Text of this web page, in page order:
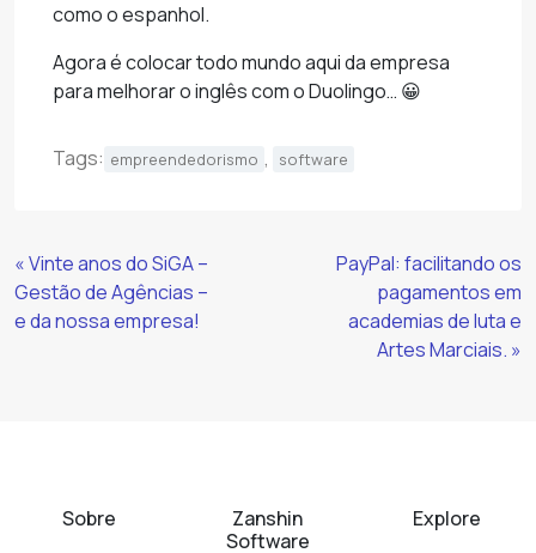
como o espanhol.
Agora é colocar todo mundo aqui da empresa
para melhorar o inglês com o Duolingo… 😀
Tags: empreendedorismo , software
Continue
Lendo
« Vinte anos do SiGA –
Gestão de Agências –
e da nossa empresa!
PayPal: facilitando os
pagamentos em
academias de luta e
Artes Marciais. »
Sobre
Zanshin
Software
Explore